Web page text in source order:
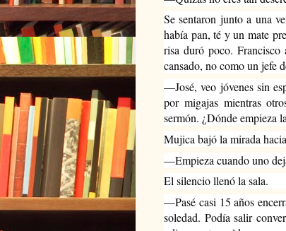
Se sentaron junto a una
había pan, té y un mate
risa duró poco. Francisco
cansado, no como un jefe
—José, veo jóvenes sin
por migajas mientras
sermón. ¿Dónde empieza
Mujica bajó la mirada
—Empieza cuando uno
El silencio llenó la sala.
—Pasé casi 15 años
soledad. Podía salir